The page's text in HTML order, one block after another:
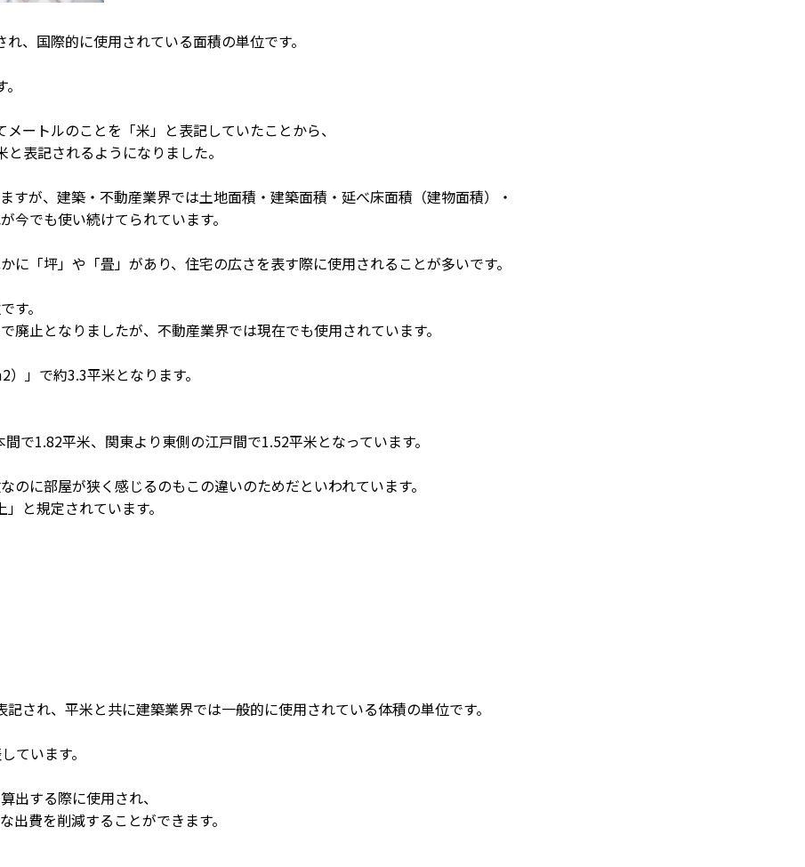
、国際的に使用されている面積の単位です。
ートルのことを「米」と表記していたことから、
表記されるようになりました。
すが、建築・不動産業界では土地面積・建築面積・延べ床面積（建物面積）・
でも使い続けてられています。
に「坪」や「畳」があり、住宅の広さを表す際に使用されることが多いです。
す。
止となりましたが、不動産業界では現在でも使用されています。
」で約3.3平米となります。
で1.82平米、関東より東側の江戸間で1.52平米となっています。
に部屋が狭く感じるのもこの違いのためだといわれています。
と規定されています。
され、平米と共に建築業界では一般的に使用されている体積の単位です。
います。
出する際に使用され、
費を削減することができます。